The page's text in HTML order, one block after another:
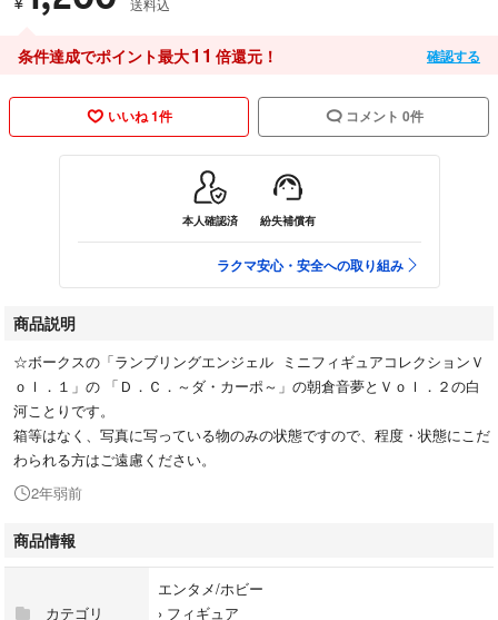
条件達成でポイント最大11 倍還元！ 確認する
いいね 1件 コメント 0件
本人確認済 紛失補償有
ラクマ安心・安全への取り組み
商品説明
☆ボークスの「ランブリングエンジェル ミニフィギュアコレクションＶ
ｏｌ．１」の 「Ｄ．Ｃ．～ダ・カーポ～」の朝倉音夢とＶｏｌ．２の白
河ことりです。
箱等はなく、写真に写っている物のみの状態ですので、程度・状態にこだ
わられる方はご遠慮ください。
2年弱前
商品情報
カテゴリ
エンタメ/ホビー
› フィギュア